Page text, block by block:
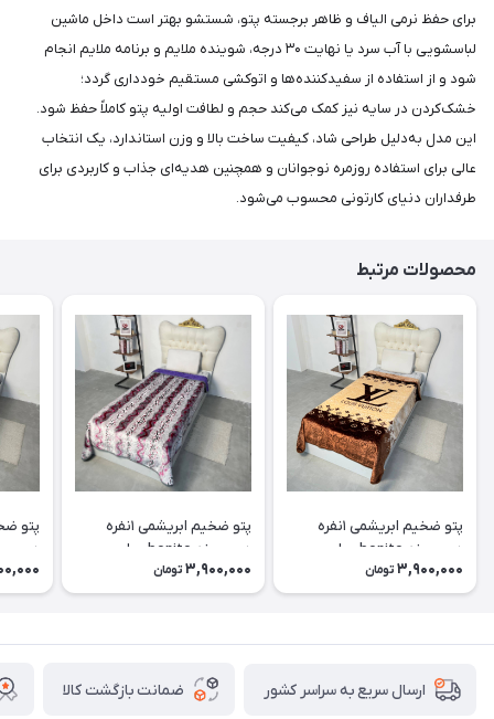
برای حفظ نرمی الیاف و ظاهر برجسته پتو، شستشو بهتر است داخل ماشین
لباسشویی با آب سرد یا نهایت ۳۰ درجه، شوینده ملایم و برنامه ملایم انجام
شود و از استفاده از سفیدکننده‌ها و اتوکشی مستقیم خودداری گردد؛
خشک‌کردن در سایه نیز کمک می‌کند حجم و لطافت اولیه پتو کاملاً حفظ شود.
این مدل به‌دلیل طراحی شاد، کیفیت ساخت بالا و وزن استاندارد، یک انتخاب
عالی برای استفاده روزمره نوجوانان و همچنین هدیه‌ای جذاب و کاربردی برای
طرفداران دنیای کارتونی محسوب می‌شود.
محصولات مرتبط
پتو ضخیم ابریشمی ۱نفره
دورو برند bonitoسیلور
کد۱۰(LV/قهوه ای)
3,900,000 تومان
پتو ضخیم ابریشمی ۱نفره
دورو برند bonitoسیلور
کد۹(خال خالی/بنفش)
3,900,000 تومان کد۸(گوزن/طوسی)
ارسال سریع به سراسر کشور ضمانت بازگشت کالا